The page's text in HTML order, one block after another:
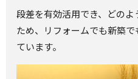
段差を有効活用でき、どの
ため、リフォームでも新築
ています。